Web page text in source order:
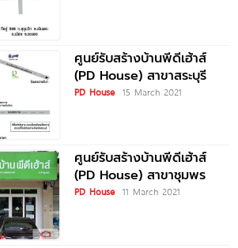
ศูนย์รับสร้างบ้านพีดีเฮ้าส์
(PD House) สาขาสระบุรี
PD House 15 March 2021
ศูนย์รับสร้างบ้านพีดีเฮ้าส์
(PD House) สาขาชุมพร
PD House 11 March 2021